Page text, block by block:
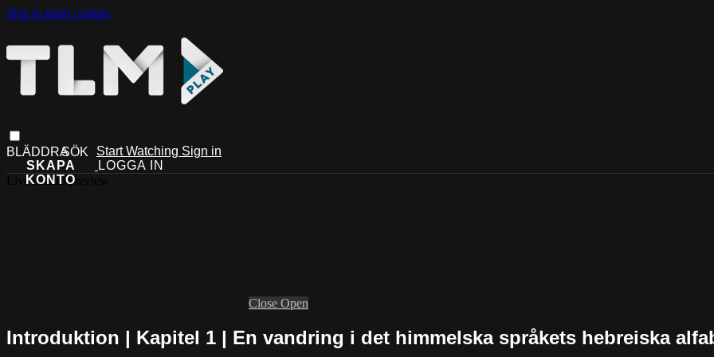
Skip to main content
Start Watching Sign in
Live stream preview
Close Open
Introduktion | Kapitel 1 | En vandring i det himmelska språkets hebreiska